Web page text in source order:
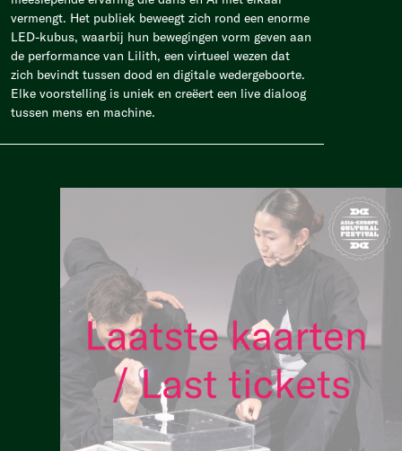
vermengt. Het publiek beweegt zich rond een enorme
LED-kubus, waarbij hun bewegingen vorm geven aan
de performance van Lilith, een virtueel wezen dat
zich bevindt tussen dood en digitale wedergeboorte.
Elke voorstelling is uniek en creëert een live dialoog
tussen mens en machine.